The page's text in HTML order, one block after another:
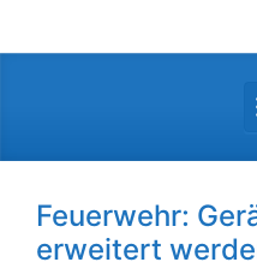
Feuerwehr:
erweitert